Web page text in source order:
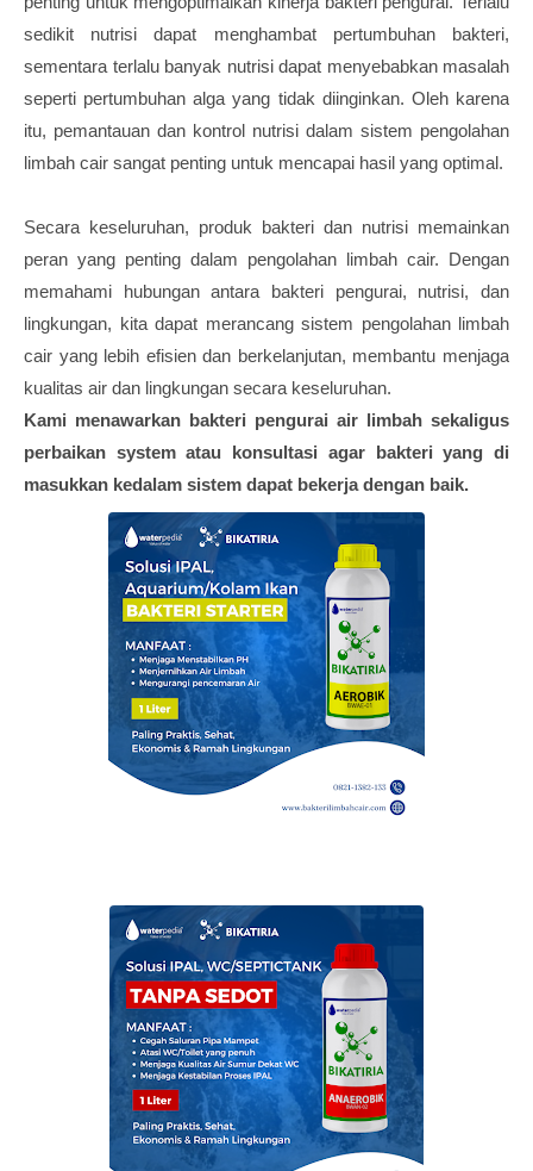
sedikit nutrisi dapat menghambat pertumbuhan bakteri,
sementara terlalu banyak nutrisi dapat menyebabkan masalah
seperti pertumbuhan alga yang tidak diinginkan. Oleh karena
itu, pemantauan dan kontrol nutrisi dalam sistem pengolahan
limbah cair sangat penting untuk mencapai hasil yang optimal.
Secara keseluruhan, produk bakteri dan nutrisi memainkan
peran yang penting dalam pengolahan limbah cair. Dengan
memahami hubungan antara bakteri pengurai, nutrisi, dan
lingkungan, kita dapat merancang sistem pengolahan limbah
cair yang lebih efisien dan berkelanjutan, membantu menjaga
kualitas air dan lingkungan secara keseluruhan.
Kami menawarkan bakteri pengurai air limbah sekaligus
perbaikan system atau konsultasi agar bakteri yang di
masukkan kedalam sistem dapat bekerja dengan baik.